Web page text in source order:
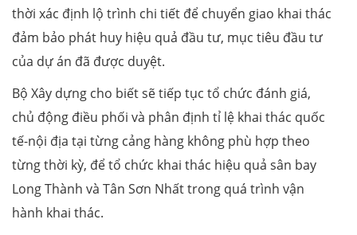
thời xác định lộ trình chi tiết để chuyển giao khai thác
đảm bảo phát huy hiệu quả đầu tư, mục tiêu đầu tư
của dự án đã được duyệt.
Bộ Xây dựng cho biết sẽ tiếp tục tổ chức đánh giá,
chủ động điều phối và phân định tỉ lệ khai thác quốc
tế-nội địa tại từng cảng hàng không phù hợp theo
từng thời kỳ, để tổ chức khai thác hiệu quả sân bay
Long Thành và Tân Sơn Nhất trong quá trình vận
hành khai thác.